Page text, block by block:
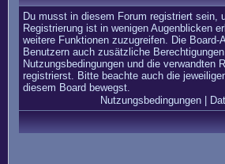
Du musst in diesem Forum registriert sein,
Registrierung ist in wenigen Augenblicken
weitere Funktionen zuzugreifen. Die
Benutzern auch zusätzliche
Nutzungsbedingungen und die verwandten
registrierst. Bitte beachte auch die
diesem Board bewegst.
Nutzungsbedingungen|